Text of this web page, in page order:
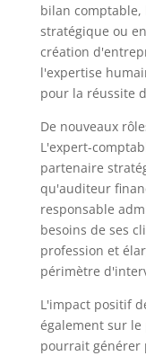
bilan comptable,
stratégique ou
création
l'expertise
pour la réussite
De nouveaux
L'expert-
partenaire
qu'auditeur
responsable
besoins de ses
profession et
périmètre
L'impact positif
également sur
pourrait générer